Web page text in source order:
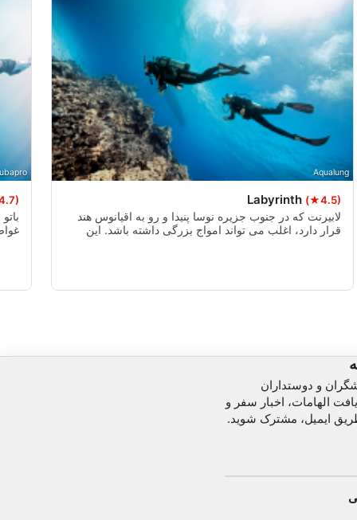
Aqualung
Labyrinth (★4.5)
لابیرنت که در جنوب جزیره نوسا پنیدا و رو به اقیانوس هند
قرار دارد، اغلب می تواند امواج بزرگی داشته باشد. این
و دوستداران
الهامات، اخبار سفر و
ایمیل، مشترک شوید.